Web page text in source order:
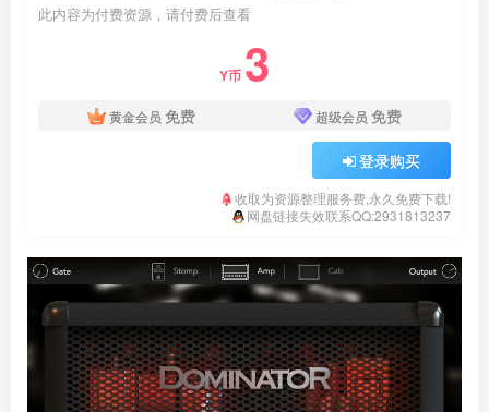
此内容为付费资源，请付费后查看
Y币 3
黄金会员 免费 超级会员 免费
登录购买
收取为资源整理服务费,永久免费下载!
网盘链接失效联系QQ:2931813237